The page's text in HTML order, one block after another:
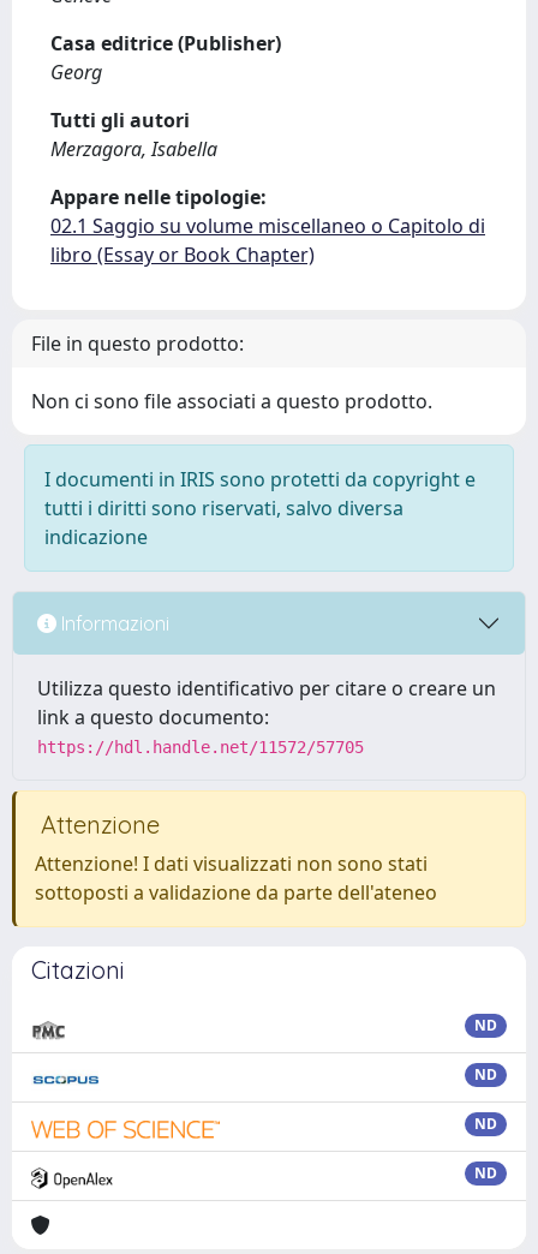
Casa editrice (Publisher)
Georg
Tutti gli autori
Merzagora, Isabella
Appare nelle tipologie:
02.1 Saggio su volume miscellaneo o Capitolo di
libro (Essay or Book Chapter)
File in questo prodotto:
Non ci sono file associati a questo prodotto.
I documenti in IRIS sono protetti da copyright e
tutti i diritti sono riservati, salvo diversa
indicazione
Informazioni
Utilizza questo identificativo per citare o creare un
link a questo documento:
https://hdl.handle.net/11572/57705
Attenzione
Attenzione! I dati visualizzati non sono stati
sottoposti a validazione da parte dell'ateneo
Citazioni
ND
ND
ND
ND